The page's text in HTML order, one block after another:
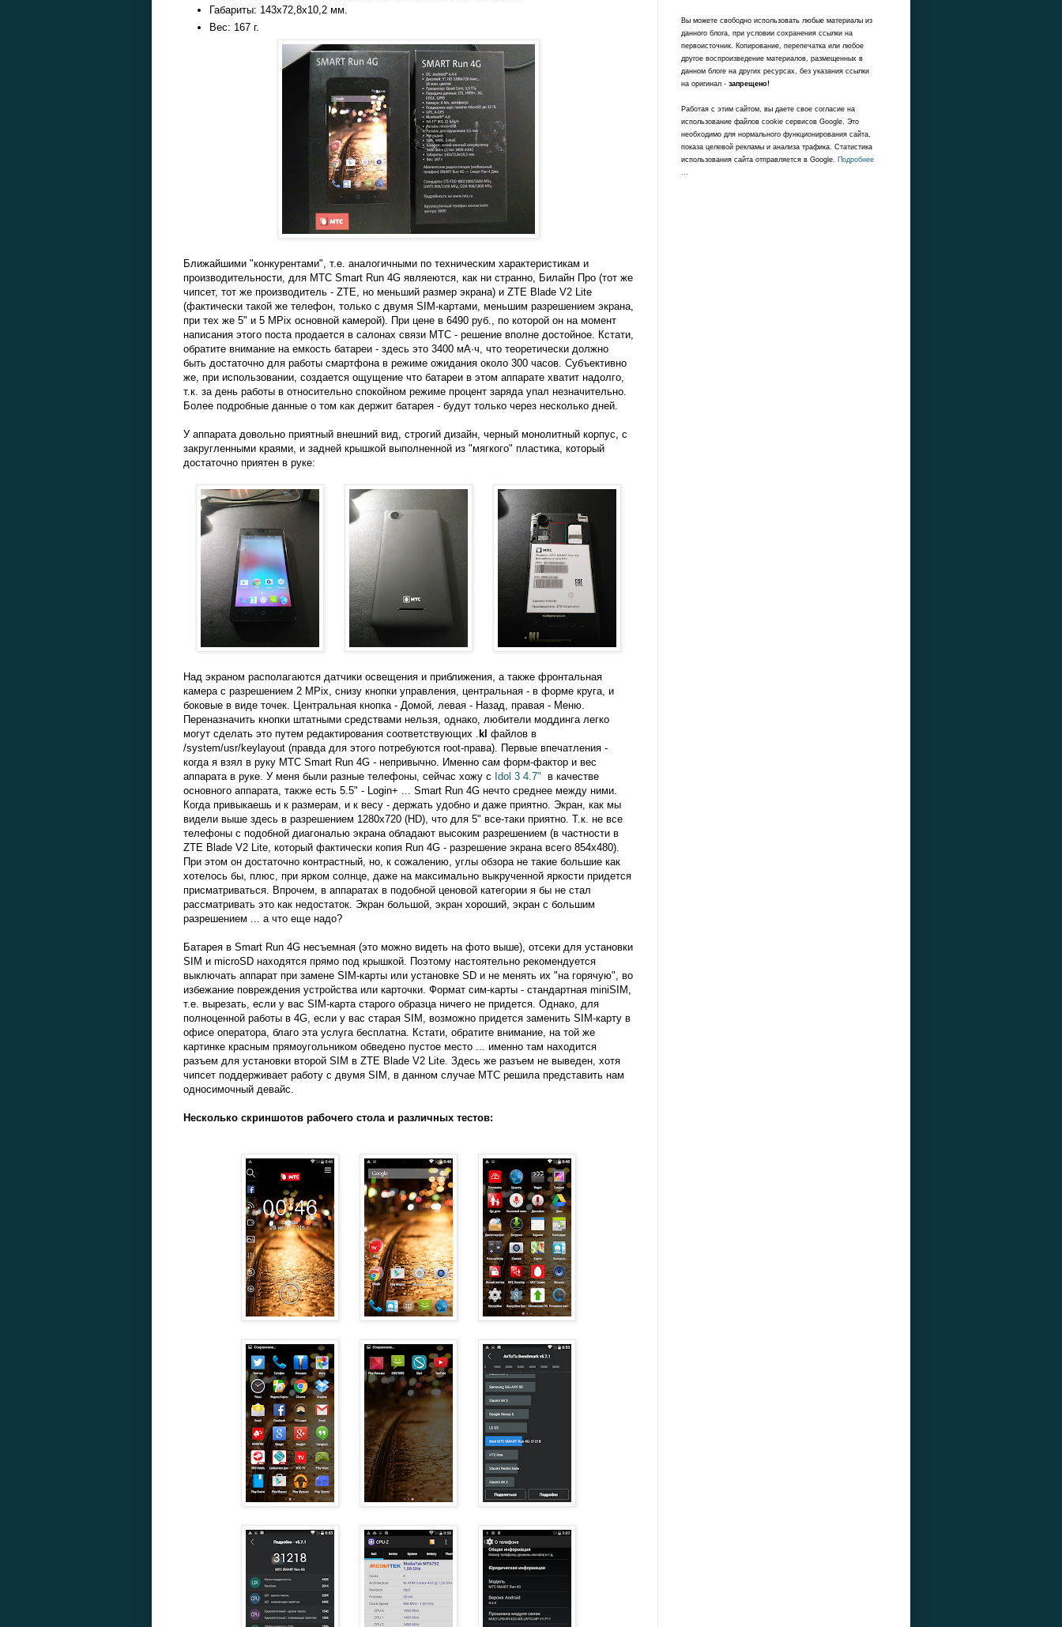
Габариты: 143x72,8x10,2 мм.
Вес: 167 г.
Ближайшими "конкурентами", т.е. аналогичными по техническим характеристикам и
производительности, для МТС Smart Run 4G являеются, как ни странно, Билайн Про (тот же
чипсет, тот же производитель - ZTE, но меньший размер экрана) и ZTE Blade V2 Lite
(фактически такой же телефон, только с двумя SIM-картами, меньшим разрешением экрана,
при тех же 5" и 5 MPix основной камерой). При цене в 6490 руб., по которой он на момент
написания этого поста продается в салонах связи МТС - решение вполне достойное. Кстати,
обратите внимание на емкость батареи - здесь это 3400 мА·ч, что теоретически должно
быть достаточно для работы смартфона в режиме ожидания около 300 часов. Субъективно
же, при использовании, создается ощущение что батареи в этом аппарате хватит надолго,
т.к. за день работы в относительно спокойном режиме процент заряда упал незначительно.
Более подробные данные о том как держит батарея - будут только через несколько дней.
У аппарата довольно приятный внешний вид, строгий дизайн, черный монолитный корпус, с
закругленными краями, и задней крышкой выполненной из "мягкого" пластика, который
достаточно приятен в руке:
Над экраном располагаются датчики освещения и приближения, а также фронтальная
камера с разрешением 2 MPix, снизу кнопки управления, центральная - в форме круга, и
боковые в виде точек. Центральная кнопка - Домой, левая - Назад, правая - Меню.
Переназначить кнопки штатными средствами нельзя, однако, любители моддинга легко
могут сделать это путем редактирования соответствующих . kl файлов в
/system/usr/keylayout (правда для этого потребуются root-права). Первые впечатления -
когда я взял в руку МТС Smart Run 4G - непривычно. Именно сам форм-фактор и вес
аппарата в руке. У меня были разные телефоны, сейчас хожу с Idol 3 4.7" в качестве
основного аппарата, также есть 5.5" - Login+ ... Smart Run 4G нечто среднее между ними.
Когда привыкаешь и к размерам, и к весу - держать удобно и даже приятно. Экран, как мы
видели выше здесь в разрешением 1280x720 (HD), что для 5" все-таки приятно. Т.к. не все
телефоны с подобной диагональю экрана обладают высоким разрешением (в частности в
ZTE Blade V2 Lite, который фактически копия Run 4G - разрешение экрана всего 854x480).
При этом он достаточно контрастный, но, к сожалению, углы обзора не такие большие как
хотелось бы, плюс, при ярком солнце, даже на максимально выкрученной яркости придется
присматриваться. Впрочем, в аппаратах в подобной ценовой категории я бы не стал
рассматривать это как недостаток. Экран большой, экран хороший, экран с большим
разрешением ... а что еще надо?
Батарея в Smart Run 4G несъемная (это можно видеть на фото выше), отсеки для установки
SIM и microSD находятся прямо под крышкой. Поэтому настоятельно рекомендуется
выключать аппарат при замене SIM-карты или установке SD и не менять их "на горячую", во
избежание повреждения устройства или карточки. Формат сим-карты - стандартная miniSIM,
т.е. вырезать, если у вас SIM-карта старого образца ничего не придется. Однако, для
полноценной работы в 4G, если у вас старая SIM, возможно придется заменить SIM-карту в
офисе оператора, благо эта услуга бесплатна. Кстати, обратите внимание, на той же
картинке красным прямоугольником обведено пустое место ... именно там находится
разъем для установки второй SIM в ZTE Blade V2 Lite. Здесь же разъем не выведен, хотя
чипсет поддерживает работу с двумя SIM, в данном случае МТС решила представить нам
односимочный девайс.
Несколько скриншотов рабочего стола и различных тестов:
Вы можете свободно использовать любые материалы из
данного блога, при условии сохранения ссылки на
первоисточник. Копирование, перепечатка или любое
другое воспроизведение материалов, размещенных в
данном блоге на других ресурсах, без указания ссылки
на оригинал - запрещено!
Работая с этим сайтом, вы даете свое согласие на
использование файлов cookie сервисов Google. Это
необходимо для нормального функционирования сайта,
показа целевой рекламы и анализа трафика. Статистика
использования сайта отправляется в Google. Подробнее
...